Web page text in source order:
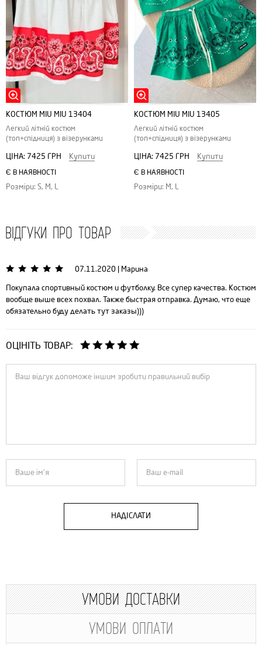
КОСТЮМ MIU MIU 13404
Легкий літній костюм
(топ+спідниця) з візерунками
ЦІНА: 7425 ГРН Купити
Є В НАЯВНОСТІ
Розміри: S, M, L
КОСТЮМ MIU MIU 13405
Легкий літній костюм
(топ+спідниця) з візерунками
ЦІНА: 7425 ГРН Купити
Є В НАЯВНОСТІ
Розміри: M, L
ВІДГУКИ ПРО ТОВАР
07.11.2020 | Марина
Покупала спортивный костюм и футболку. Все супер качества. Костюм
вообще выше всех похвал. Также быстрая отправка. Думаю, что еще
обязательно буду делать тут заказы)))
ОЦІНІТЬ ТОВАР:
НАДІСЛАТИ
УМОВИ ДОСТАВКИ
УМОВИ ОПЛАТИ